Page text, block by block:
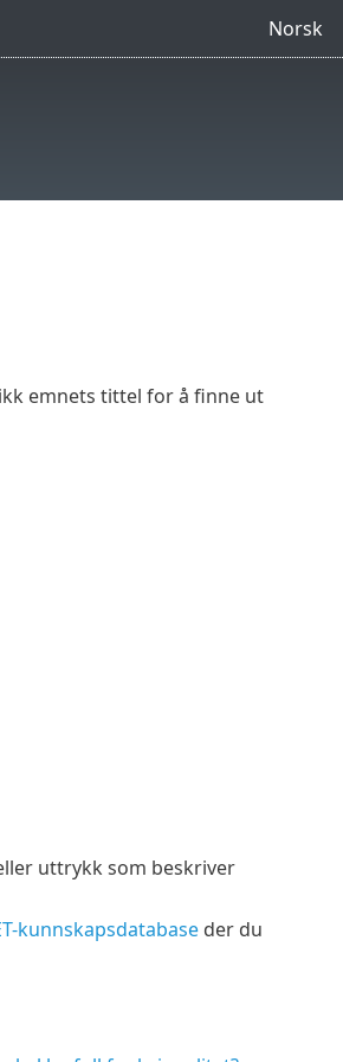
Norsk
emnets tittel for å finne ut
uttrykk som beskriver
kunnskapsdatabaseder du